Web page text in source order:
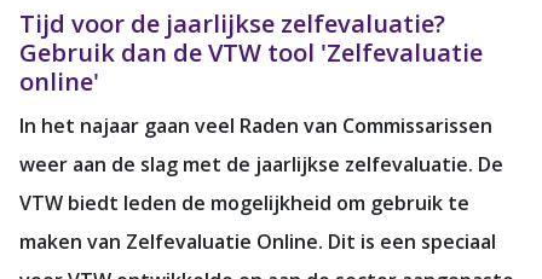
Tijd voor de jaarlijkse zelfevaluatie?
Gebruik dan de VTW tool 'Zelfevaluatie
online'
In het najaar gaan veel Raden van Commissarissen
weer aan de slag met de jaarlijkse zelfevaluatie. De
VTW biedt leden de mogelijkheid om gebruik te
maken van Zelfevaluatie Online. Dit is een speciaal